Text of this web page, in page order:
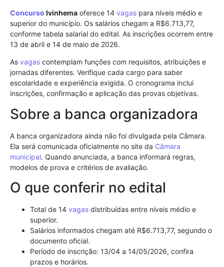
Concurso Ivinhema oferece 14 vagas para níveis médio e
superior do município. Os salários chegam a R$6.713,77,
conforme tabela salarial do edital. As inscrições ocorrem entre
13 de abril e 14 de maio de 2026.
As vagas contemplam funções com requisitos, atribuições e
jornadas diferentes. Verifique cada cargo para saber
escolaridade e experiência exigida. O cronograma inclui
inscrições, confirmação e aplicação das provas objetivas.
Sobre a banca organizadora
A banca organizadora ainda não foi divulgada pela Câmara.
Ela será comunicada oficialmente no site da Câmara
municipal. Quando anunciada, a banca informará regras,
modelos de prova e critérios de avaliação.
O que conferir no edital
Total de 14 vagas distribuídas entre níveis médio e
superior.
Salários informados chegam até R$6.713,77, segundo o
documento oficial.
Período de inscrição: 13/04 a 14/05/2026, confira
prazos e horários.